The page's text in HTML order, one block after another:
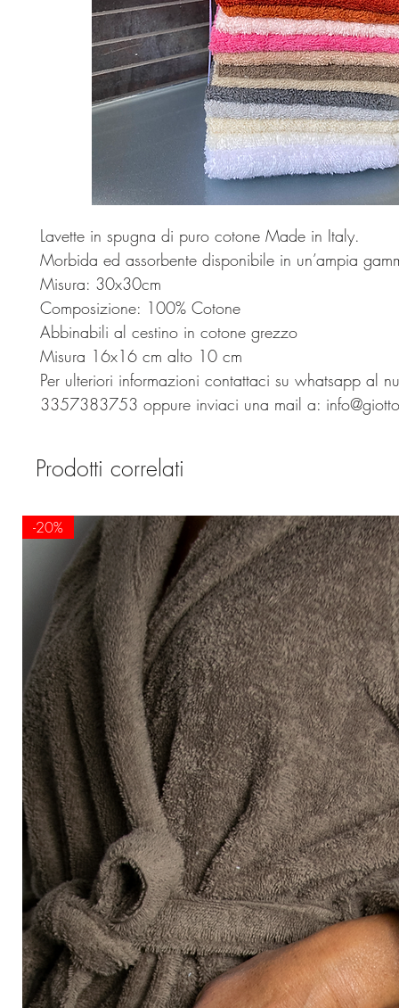
Lavette in spugna di puro cotone Made in Italy.
Morbida ed assorbente disponibile in un’ampia
Misura: 30x30cm
Composizione: 100% Cotone
Abbinabili al cestino in cotone grezzo
Misura 16x16 cm alto 10 cm
Per ulteriori informazioni contattaci su whatsapp al
3357383753 oppure inviaci una mail a:
Prodotti correlati
-20%